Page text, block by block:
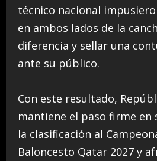
técnico nacional
en ambos lados de la
diferencia y sellar una
ante su público.
Con este resultado,
mantiene el paso firme en
la clasificación al
Baloncesto Qatar 2027 y